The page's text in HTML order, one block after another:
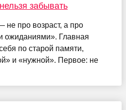
забывать
не про возраст, а про
ожиданиями». Главная
по старой памяти,
и «нужной». Первое: не